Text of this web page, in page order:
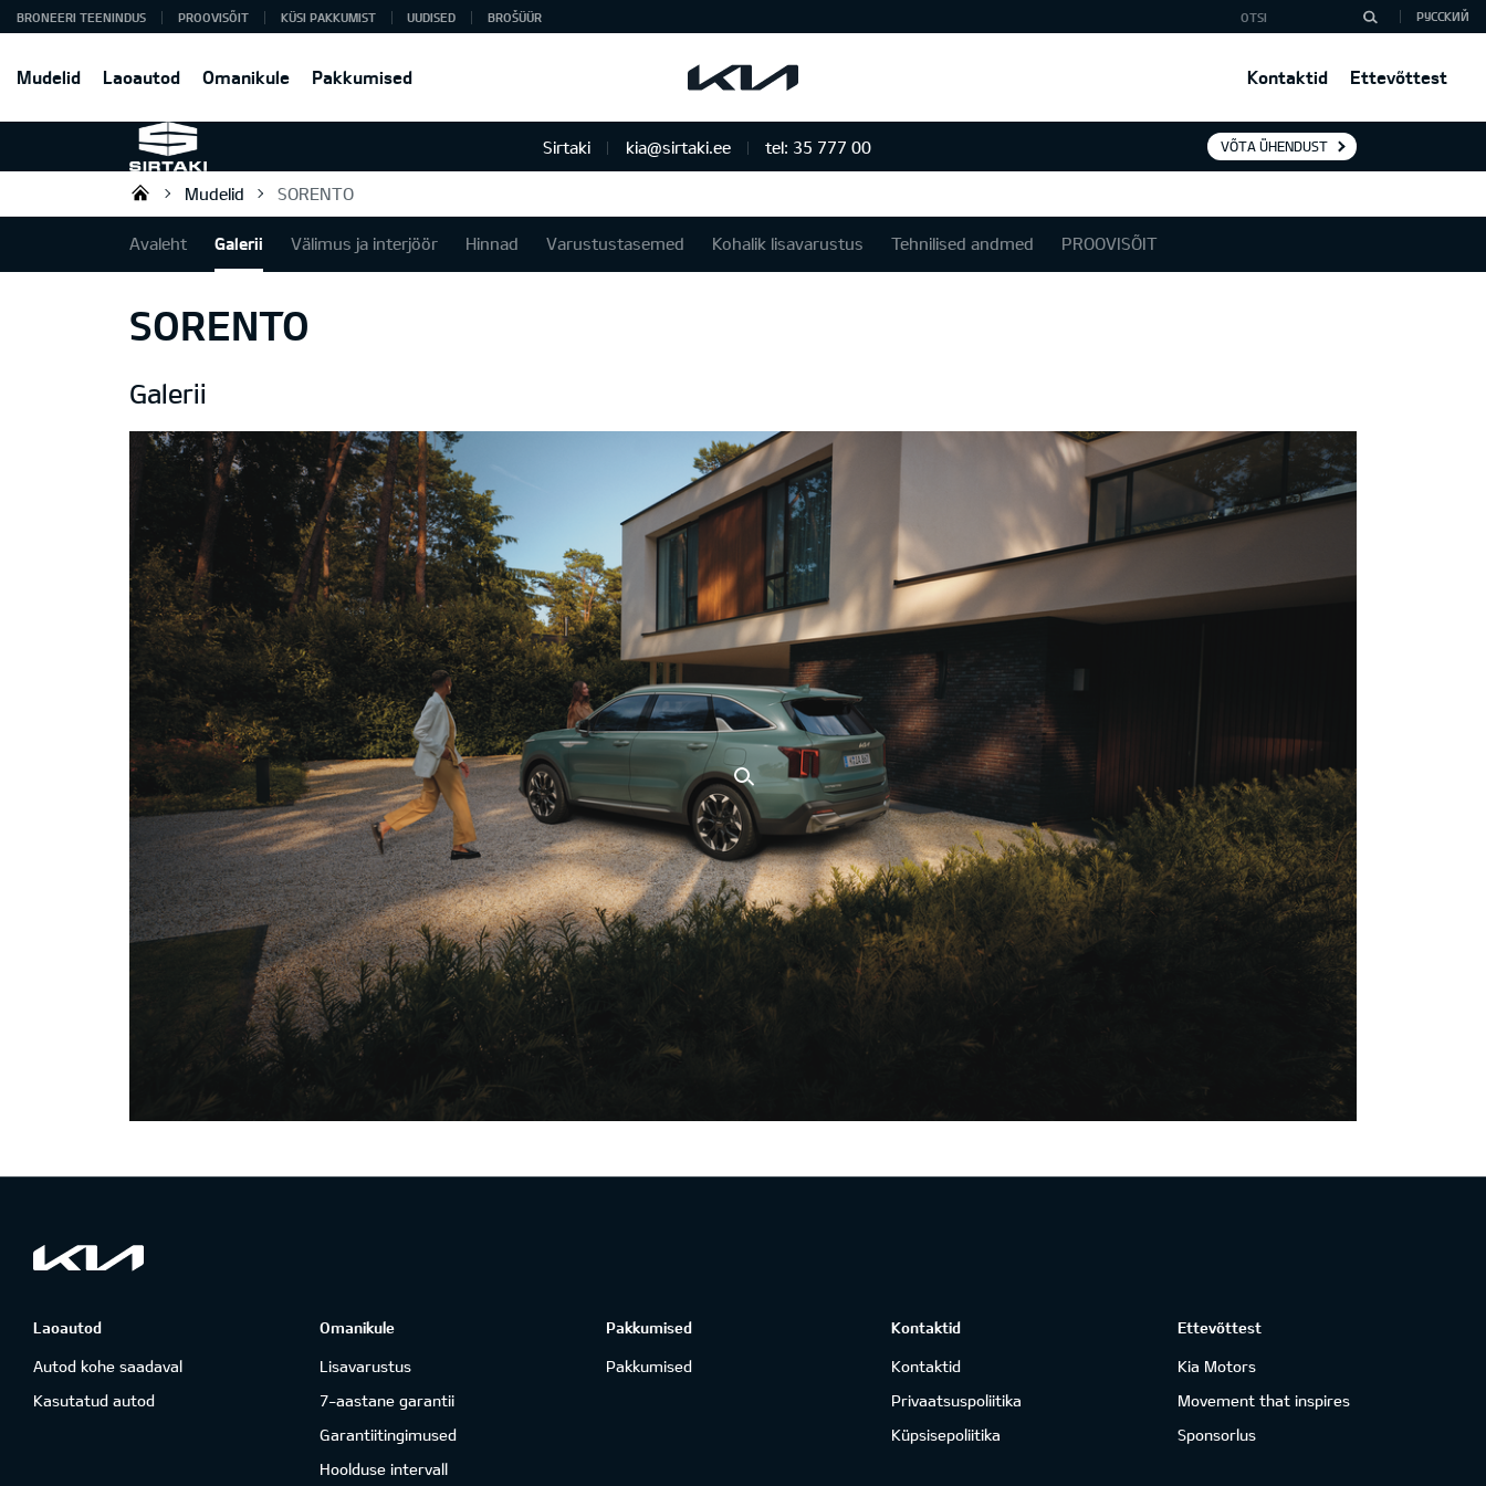
Mudelid Laoautod Omanikule Pakkumised Kontaktid Ettevõttest
BRONEERI TEENINDUS PROOVISÕIT KÜSI PAKKUMIST UUDISED BROŠÜÜR РУССКИЙ
Sirtaki kia@sirtaki.ee tel: 35 777 00 VÕTA ÜHENDUST
Sirtaki OÜ
Mudelid SORENTO
Avaleht Galerii Välimus ja interjöör Hinnad Varustustasemed Kohalik lisavarustus Tehnilised andmed PROOVISÕIT
SORENTO
Galerii
Laoautod
Autod kohe saadaval
Kasutatud autod
Omanikule
Lisavarustus
7-aastane garantii
Garantiitingimused
Hoolduse intervall
Pakkumised
Pakkumised
Kontaktid
Kontaktid
Privaatsuspoliitika
Küpsisepoliitika
Ettevõttest
Kia Motors
Movement that inspires
Sponsorlus